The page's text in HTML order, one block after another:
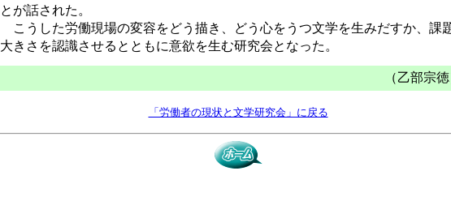
とが話された。
こうした労働現場の変容をどう描き、どう心をうつ文学を生みだすか、課
大きさを認識させるとともに意欲を生む研究会となった。
（乙部宗
「労働者の現状と文学研究会」に戻る